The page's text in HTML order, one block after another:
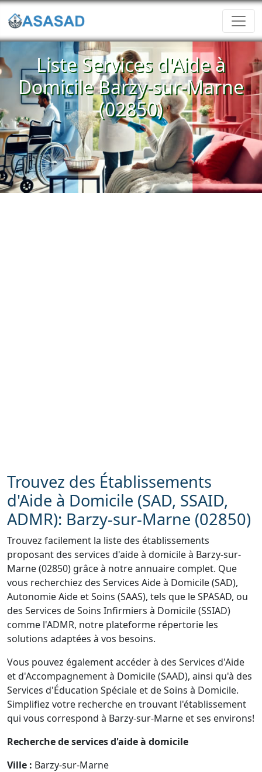
Liste Services d'Aide à
Domicile Barzy-sur-Marne
(02850)
Trouvez des Établissements
d'Aide à Domicile (SAD, SSAID,
ADMR): Barzy-sur-Marne (02850)
Trouvez facilement la liste des établissements
proposant des services d'aide à domicile à Barzy-sur-
Marne (02850) grâce à notre annuaire complet. Que
vous recherchiez des Services Aide à Domicile (SAD),
Autonomie Aide et Soins (SAAS), tels que le SPASAD, ou
des Services de Soins Infirmiers à Domicile (SSIAD)
comme l'ADMR, notre plateforme répertorie les
solutions adaptées à vos besoins.
Vous pouvez également accéder à des Services d'Aide
et d'Accompagnement à Domicile (SAAD), ainsi qu'à des
Services d'Éducation Spéciale et de Soins à Domicile.
Simplifiez votre recherche en trouvant l'établissement
qui vous correspond à Barzy-sur-Marne et ses environs!
Recherche de services d'aide à domicile
Ville : Barzy-sur-Marne